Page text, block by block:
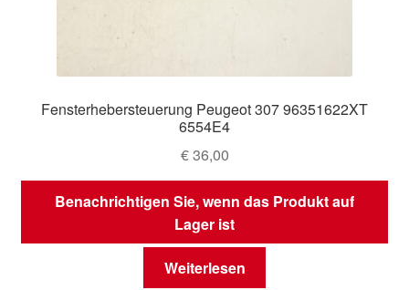
Fensterhebersteuerung Peugeot 307 96351622XT
6554E4
€36,00
Benachrichtigen Sie, wenn das Produkt auf
Lager ist
Weiterlesen